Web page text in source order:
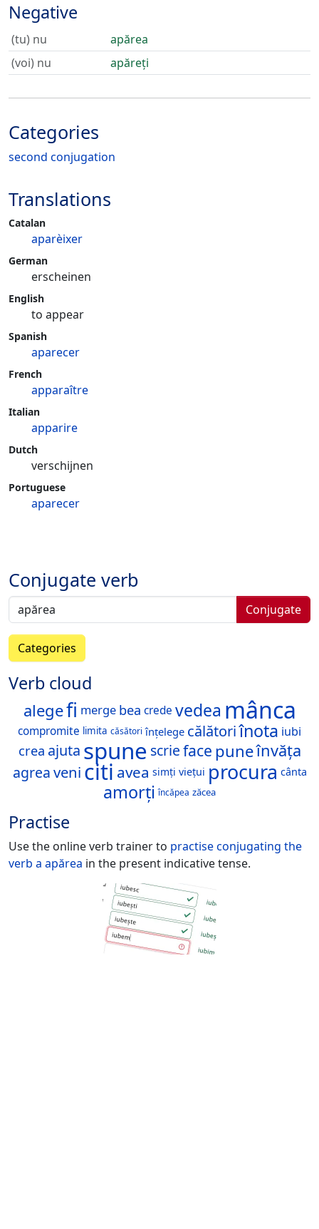
Negative
(tu) nu
apărea
(voi) nu
apăreți
Categories
second conjugation
Translations
Catalan
aparèixer
German
erscheinen
English
to appear
Spanish
aparecer
French
apparaître
Italian
apparire
Dutch
verschijnen
Portuguese
aparecer
Conjugate verb
Conjugate
Categories
Verb cloud
alegefi merge bea crede vedea mânca
compromite limita căsători înțelege călătoriînota iubi
crea ajuta spune scrieface puneînvăța
agreaveni citi avea simți viețui procura cânta
amorți încăpea zăcea
Practise
Use the online verb trainer to practise conjugating the
verb a apărea in the present indicative tense.